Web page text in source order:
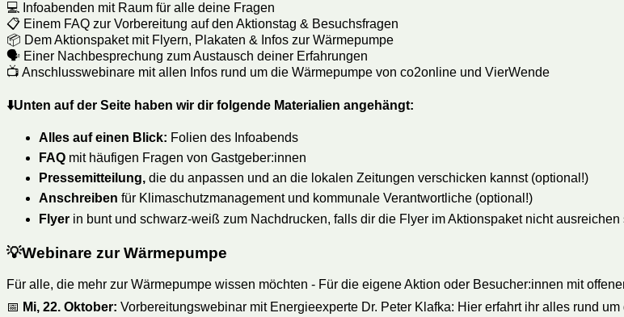
💻 Infoabenden mit Raum für alle deine Fragen
📋 Einem FAQ zur Vorbereitung auf den Aktionstag & Besuchsfragen
📦 Dem Aktionspaket mit Flyern, Plakaten & Infos zur Wärmepumpe
🗣️ Einer Nachbesprechung zum Austausch deiner Erfahrungen
📺 Anschlusswebinare mit allen Infos rund um die Wärmepumpe von co2online und VierWende
⬇️Unten auf der Seite haben wir dir folgende Materialien angehängt:
Alles auf einen Blick: Folien des Infoabends
FAQ mit häufigen Fragen von Gastgeber:innen
Pressemitteilung, die du anpassen und an die lokalen Zeitungen verschicken kannst (optional!)
Anschreiben für Klimaschutzmanagement und kommunale Verantwortliche (optional!)
Flyer in bunt und schwarz-weiß zum Nachdrucken, falls dir die Flyer im Aktionspaket nicht ausreichen
💡Webinare zur Wärmepumpe
Für alle, die mehr zur Wärmepumpe wissen möchten - Für die eigene Aktion oder Besucher:innen mit
📅 Mi, 22. Oktober: Vorbereitungswebinar mit Energieexperte Dr. Peter Klafka: Hier erfahrt ihr alles rund